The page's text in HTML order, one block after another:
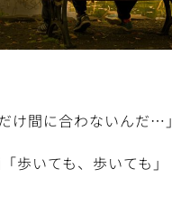
け間に合わないんだ…」
歩いても、歩いても」